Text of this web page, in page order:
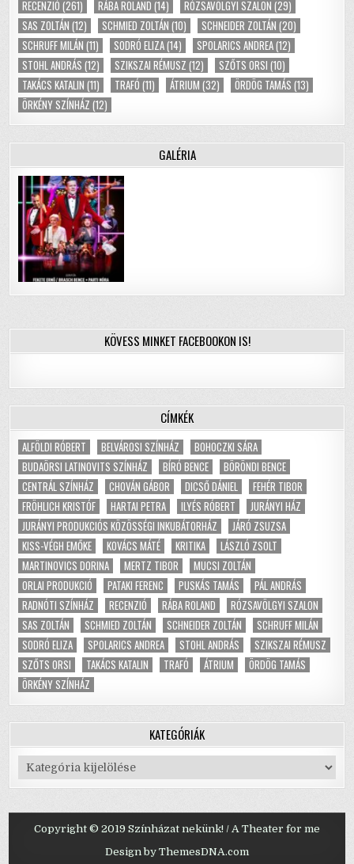
RECENZIÓ (261) RÁBA ROLAND (14) RÓZSAVÖLGYI SZALON (29)
SAS ZOLTÁN (12) SCHMIED ZOLTÁN (10) SCHNEIDER ZOLTÁN (20)
SCHRUFF MILÁN (11) SODRÓ ELIZA(14) SPOLARICS ANDREA(12)
STOHL ANDRÁS (12) SZIKSZAI RÉMUSZ (12) SZŐTS ORSI (10)
TAKÁCS KATALIN (11) TRAFÓ (11) ÁTRIUM (32) ÖRDÖG TAMÁS (13)
ÖRKÉNY SZÍNHÁZ (12)
GALÉRIA
KÖVESS MINKET FACEBOOKON IS!
CÍMKÉK
ALFÖLDI RÓBERT BELVÁROSI SZÍNHÁZ
BOHOCZKI SÁRA
BUDAÖRSI LATINOVITS SZÍNHÁZ
BÍRÓ BENCE
BÖRÖNDI BENCE
CENTRÁL SZÍNHÁZ
CHOVÁN GÁBOR DICSŐ DÁNIEL
FEHÉR TIBOR
FRÖHLICH KRISTÓF
HARTAI PETRA ILYÉS RÓBERT
JURÁNYI HÁZ
JURÁNYI PRODUKCIÓS KÖZÖSSÉGI INKUBÁTORHÁZ
JÁRÓ ZSUZSA
KISS-VÉGH EMŐKE
KOVÁCS MÁTÉ KRITIKA
LÁSZLÓ ZSOLT
MARTINOVICS DORINA
MERTZ TIBOR
MUCSI ZOLTÁN
ORLAI PRODUKCIÓ
PATAKI FERENC PUSKÁS TAMÁS
PÁL ANDRÁS
RADNÓTI SZÍNHÁZ
RECENZIÓ RÁBA ROLAND
RÓZSAVÖLGYI SZALON
SAS ZOLTÁN
SCHMIED ZOLTÁN SCHNEIDER ZOLTÁN
SCHRUFF MILÁN
SODRÓ ELIZA
SPOLARICS ANDREA STOHL ANDRÁS
SZIKSZAI RÉMUSZ
SZŐTS ORSI
TAKÁCS KATALIN TRAFÓ ÁTRIUM
ÖRDÖG TAMÁS
ÖRKÉNY SZÍNHÁZ
KATEGÓRIÁK
Kategóriák
Copyright © 2019 Színházat nekünk! / A Theater for me
Design by ThemesDNA.com